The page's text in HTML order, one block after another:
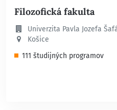
Filozofická fakulta
Univerzita Pavla Jozefa
Košice
111 študijných programov